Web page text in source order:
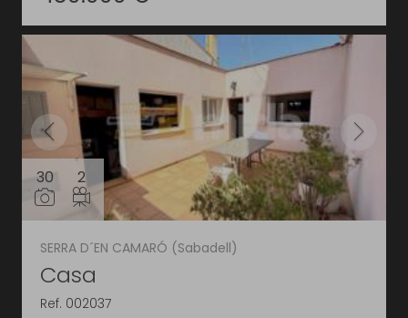
30 2
SERRA D´EN CAMARÓ (Sabadell)
Casa
Ref. 002037